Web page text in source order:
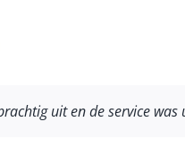
uit en de service